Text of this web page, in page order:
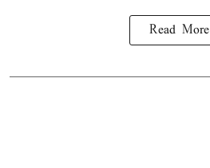
Read More